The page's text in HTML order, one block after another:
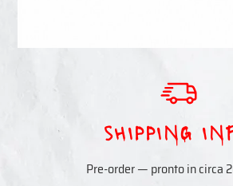
sHIPPING
Pre-order — pronto in circa